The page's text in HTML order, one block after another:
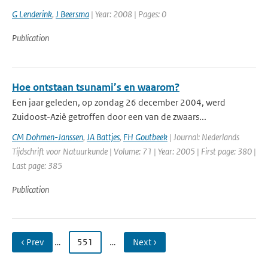
G Lenderink, J Beersma | Year: 2008 | Pages: 0
Publication
Hoe ontstaan tsunami’s en waarom?
Een jaar geleden, op zondag 26 december 2004, werd
Zuidoost-Azië getroffen door een van de zwaars...
CM Dohmen-Janssen, JA Battjes, FH Goutbeek | Journal: Nederlands
Tijdschrift voor Natuurkunde | Volume: 71 | Year: 2005 | First page: 380 |
Last page: 385
Publication
‹ Prev … 551 … Next ›